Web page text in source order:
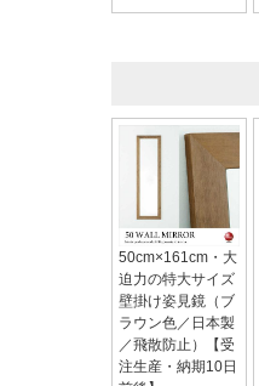
50cm×161cm・大
迫力の特大サイズ
壁掛け姿見鏡（ブ
ラウン色／日本製
／飛散防止）【受
注生産・納期10日